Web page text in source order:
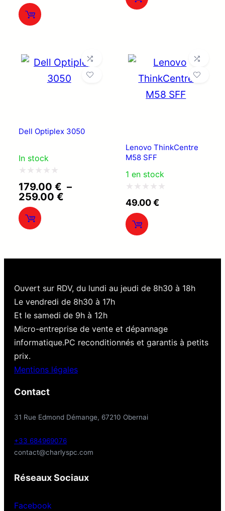
sur
5
5
Dell Optiplex 3050
In stock
Note
0
sur
5
179.00€ –
259.00€
Lenovo ThinkCentre
M58 SFF
1 en stock
Note
0
sur
49.00€
Ouvert sur RDV, du lundi au jeudi de 8h30 à 18h
Le vendredi de 8h30 à 17h
Et le samedi de 9h à 12h
Micro-entreprise de vente et dépannage
informatique.PC reconditionnés et garantis à petits
prix.
Mentions légales
Contact
31 Rue Edmond Démange, 67210 Obernai
+33 684969076
contact@charlyspc.com
Réseaux Sociaux
Facebook